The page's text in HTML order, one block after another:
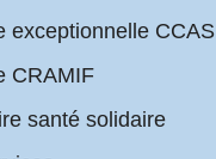
exceptionnelle CCAS
CRAMIF
santé solidaire